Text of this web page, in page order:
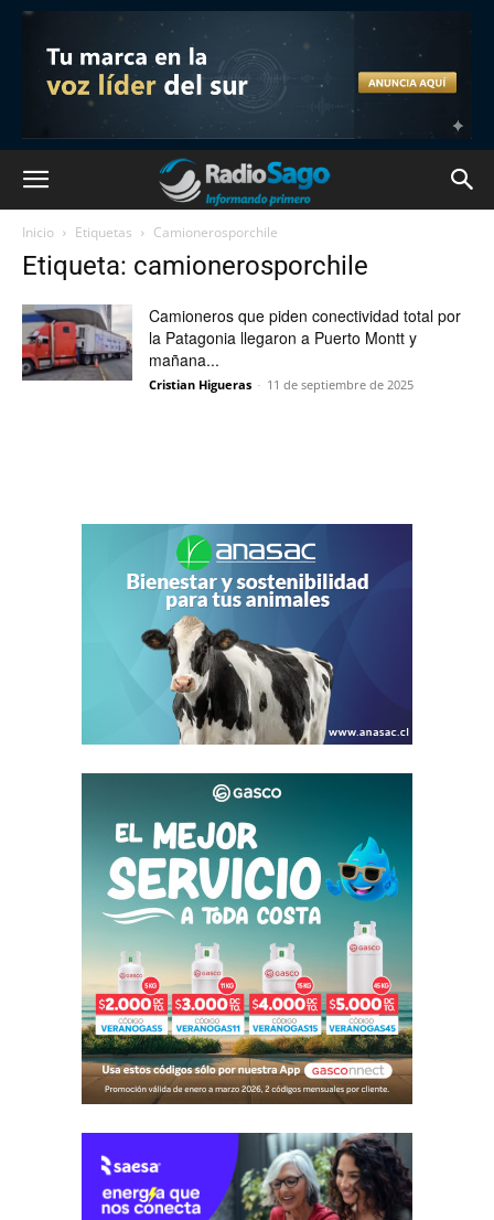
Inicio Etiquetas Camionerosporchile
Etiqueta: camionerosporchile
Camioneros que piden conectividad total por
la Patagonia llegaron a Puerto Montt y
mañana...
Cristian Higueras - 11 de septiembre de 2025